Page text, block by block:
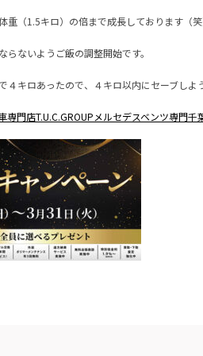
重（1.5キロ）の倍まで成長しております（笑
らないようご飯の調整開始です。
４キロあったので、４キロ以内にセーブしよ
専門店T.U.C.GROUPメルセデスベンツ専門千